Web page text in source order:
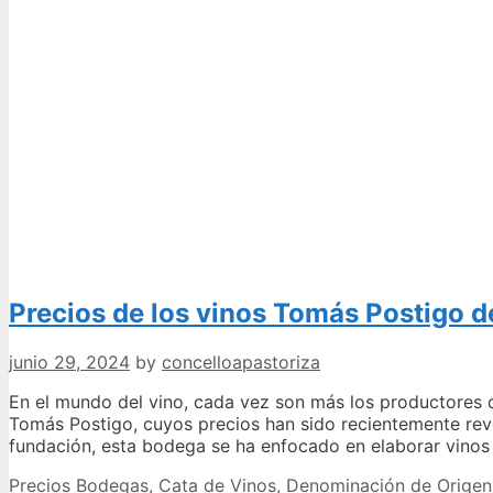
Precios de los vinos Tomás Postigo
junio 29, 2024 by concelloapastoriza
En el mundo del vino, cada vez son más los
Tomás Postigo, cuyos precios han sido recientemente
fundación, esta bodega se ha enfocado en elaborar
Categories
Precios Tags
Bodegas, Cata de Vinos, Denominación de